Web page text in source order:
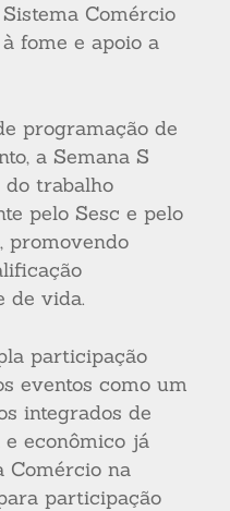
Comércio
fome e apoio a
programação de
a Semana S
trabalho
pelo Sesc e pelo
promovendo
de vida.
participação
eventos como um
integrados de
econômico já
Comércio na
participação